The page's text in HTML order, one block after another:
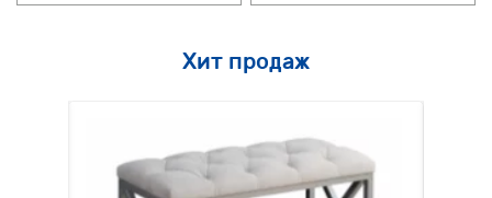
Хит продаж